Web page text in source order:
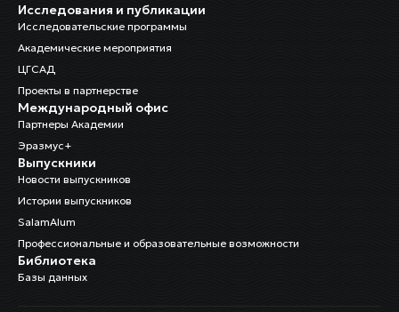
Исследования и публикации
Исследовательские программы
Академические мероприятия
ЦГСАД
Проекты в партнерстве
Международный офис
Партнеры Академии
Эразмус+
Выпускники
Новости выпускников
Истории выпускников
SalamAlum
Профессиональные и образовательные возможности
Библиотека
Базы данных